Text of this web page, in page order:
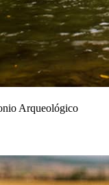
Arqueológico